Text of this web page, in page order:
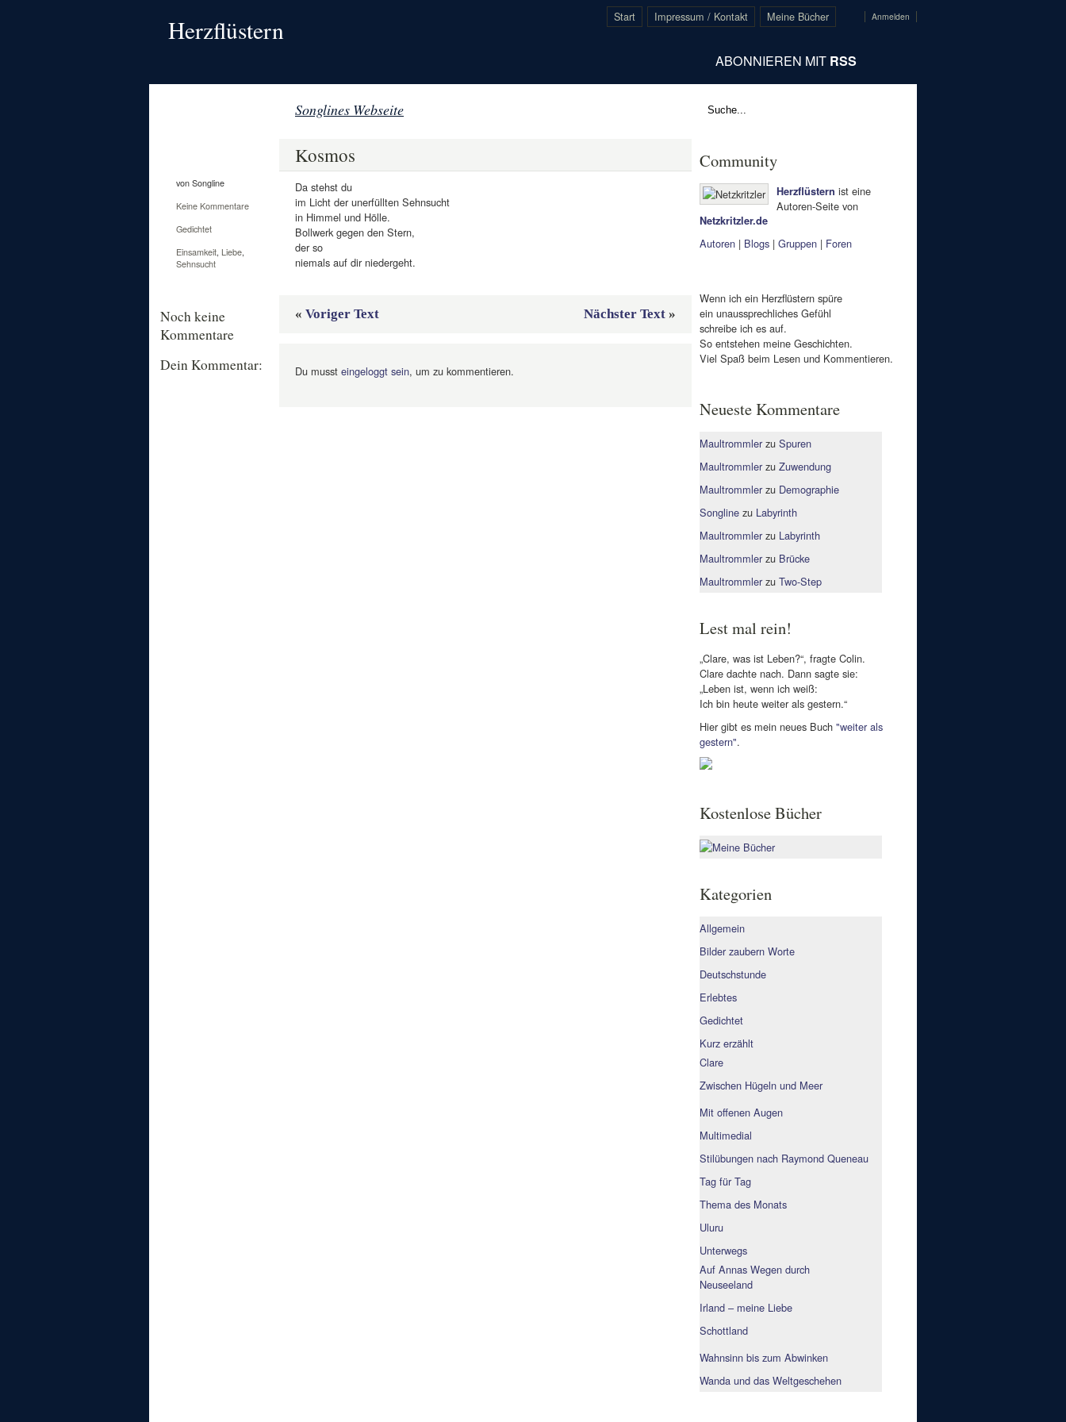
Herzflüstern Anmelden
Start Impressum / Kontakt Meine Bücher
ABONNIEREN MIT RSS
Songlines Webseite
von Songline
Keine Kommentare
Gedichtet
Einsamkeit, Liebe,
Sehnsucht
Kosmos
Da stehst du
im Licht der unerfüllten Sehnsucht
in Himmel und Hölle.
Bollwerk gegen den Stern,
der so
niemals auf dir niedergeht.
Noch keine
Kommentare
« Voriger Text Nächster Text »
Dein Kommentar: Du musst eingeloggt sein, um zu kommentieren.
Community
Herzflüstern ist eine
Autoren-Seite von
Netzkritzler.de
Autoren | Blogs | Gruppen | Foren
Wenn ich ein Herzflüstern spüre
ein unaussprechliches Gefühl
schreibe ich es auf.
So entstehen meine Geschichten.
Viel Spaß beim Lesen und Kommentieren.
Neueste Kommentare
Maultrommler zu Spuren
Maultrommler zu Zuwendung
Maultrommler zu Demographie
Songline zu Labyrinth
Maultrommler zu Labyrinth
Maultrommler zu Brücke
Maultrommler zu Two-Step
Lest mal rein!
„Clare, was ist Leben?“, fragte Colin.
Clare dachte nach. Dann sagte sie:
„Leben ist, wenn ich weiß:
Ich bin heute weiter als gestern.“
Hier gibt es mein neues Buch "weiter als
gestern".
Kostenlose Bücher
Kategorien
Allgemein
Bilder zaubern Worte
Deutschstunde
Erlebtes
Gedichtet
Kurz erzählt
Clare
Zwischen Hügeln und Meer
Mit offenen Augen
Multimedial
Stilübungen nach Raymond Queneau
Tag für Tag
Thema des Monats
Uluru
Unterwegs
Auf Annas Wegen durch
Neuseeland
Irland – meine Liebe
Schottland
Wahnsinn bis zum Abwinken
Wanda und das Weltgeschehen